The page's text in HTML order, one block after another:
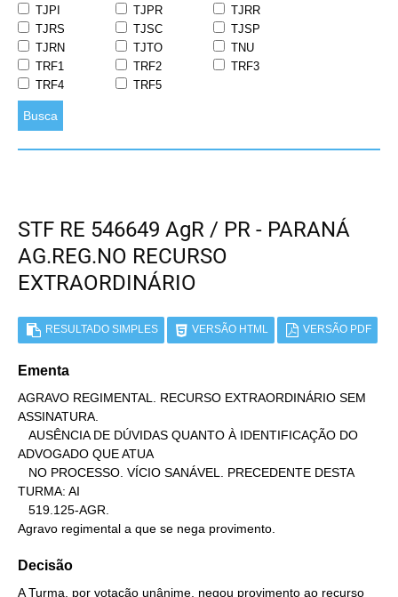
TJPI
TJPR
TJRR
TJRS
TJSC
TJSP
TJRN
TJTO
TNU
TRF1
TRF2
TRF3
TRF4
TRF5
Busca
STF RE 546649 AgR / PR - PARANÁ
AG.REG.NO RECURSO
EXTRAORDINÁRIO
RESULTADO SIMPLES VERSÃO HTML VERSÃO PDF
Ementa
AGRAVO REGIMENTAL. RECURSO EXTRAORDINÁRIO SEM
ASSINATURA.
ADVOGADO QUE ATUA
TURMA: AI
Agravo regimental a que se nega provimento.
Decisão
A Turma, por votação unânime, negou provimento ao recurso